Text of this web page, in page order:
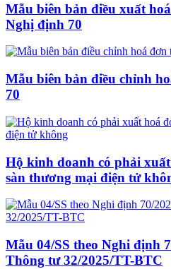
Mẫu biên bản điều xuất
Nghị định 70
Mẫu biên bản điều chỉnh
70
Hộ kinh doanh có phải
sàn thương mại điện tử
Mẫu 04/SS theo Nghi định
Thông tư 32/2025/TT-BTC